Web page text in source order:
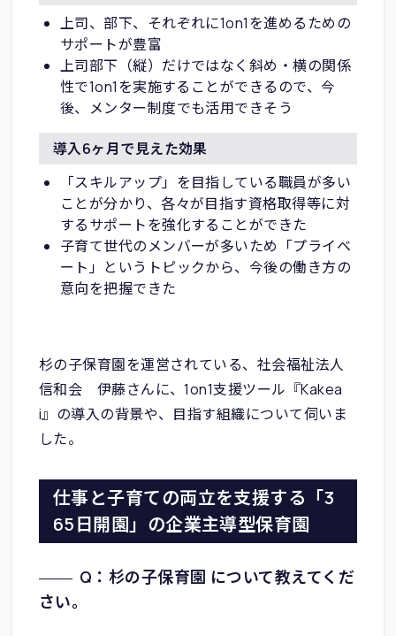
上司、部下、それぞれに1on1を進めるための
サポートが豊富
上司部下（縦）だけではなく斜め・横の関係
性で1on1を実施することができるので、今
後、メンター制度でも活用できそう
導入6ヶ月で見えた効果
「スキルアップ」を目指している職員が多い
ことが分かり、各々が目指す資格取得等に対
するサポートを強化することができた
子育て世代のメンバーが多いため「プライベ
ート」というトピックから、今後の働き方の
意向を把握できた
杉の子保育園を運営されている、社会福祉法人
信和会 伊藤さんに、1on1支援ツール『Kakea
i』の導入の背景や、目指す組織について伺いま
した。
仕事と子育ての両立を支援する「3
65日開園」の企業主導型保育園
Q：杉の子保育園 について教えてくだ
さい。